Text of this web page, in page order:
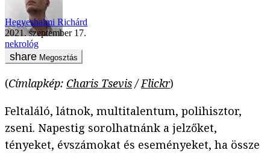
Hegyeshalmi Richárd
2021. szeptember 17.
nekrológ
Megosztás
(Címlapkép: Charis Tsevis/Flickr)
Feltaláló, látnok, multitalentum, polihisztor,
zseni. Napestig sorolhatnánk a jelzőket,
tényeket, évszámokat és eseményeket, ha össze